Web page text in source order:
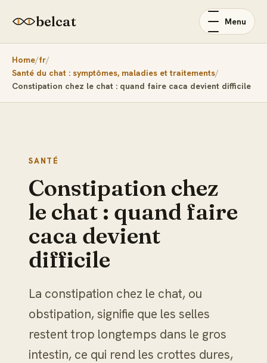
belcat Menu
Home fr
Santé du chat : symptômes, maladies et traitements
Constipation chez le chat : quand faire caca devient difficile
SANTÉ
Constipation chez
le chat : quand faire
caca devient
difficile
La constipation chez le chat, ou
obstipation, signifie que les selles
restent trop longtemps dans le gros
intestin, ce qui rend les crottes dures,